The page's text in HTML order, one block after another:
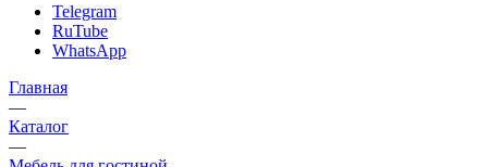
Telegram
RuTube
WhatsApp
Главная
—
Каталог
—